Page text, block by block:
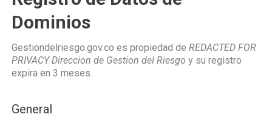
Dominios
Gestiondelriesgo.gov.co es propiedad de REDACTED FOR
PRIVACY Direccion de Gestion del Riesgo y su registro
expira en 3 meses.
General